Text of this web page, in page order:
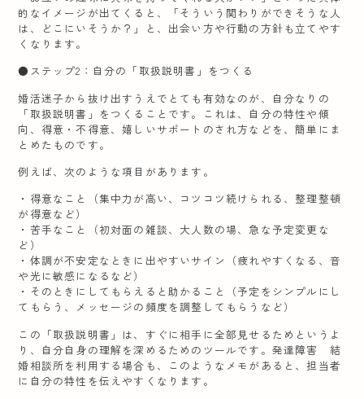
的なイメージが出てくると、「そういう関わりができそうな人
は、どこにいそうか？」と、出会い方や行動の方針も立てやす
くなります。
●ステップ2：自分の「取扱説明書」をつくる
婚活迷子から抜け出すうえでとても有効なのが、自分なりの
「取扱説明書」をつくることです。これは、自分の特性や傾
向、得意・不得意、嬉しいサポートのされ方などを、簡単にま
とめたものです。
例えば、次のような項目があります。
・得意なこと（集中力が高い、コツコツ続けられる、整理整頓
が得意など）
・苦手なこと（初対面の雑談、大人数の場、急な予定変更な
ど）
・体調が不安定なときに出やすいサイン（疲れやすくなる、音
や光に敏感になるなど）
・そのときにしてもらえると助かること（予定をシンプルにし
てもらう、メッセージの頻度を調整してもらうなど）
この「取扱説明書」は、すぐに相手に全部見せるためというよ
り、自分自身の理解を深めるためのツールです。発達障害 結
婚相談所を利用する場合も、このようなメモがあると、担当者
に自分の特性を伝えやすくなります。